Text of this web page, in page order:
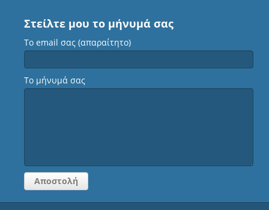
Στείλτε μου το μήνυμά σας
Το email σας (απαραίτητο)
Το μήνυμά σας